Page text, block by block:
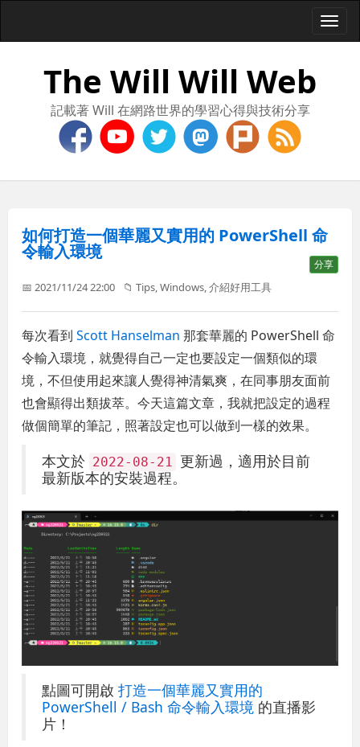
The Will Will Web
記載著 Will 在網路世界的學習心得與技術分享
如何打造一個華麗又實用的 PowerShell 命
令輸入環境
分享
📅 2021/11/24 22:00 📁Tips ,Windows ,介紹好用工具
每次看到Scott Hanselman 那套華麗的 PowerShell 命
令輸入環境，就覺得自己一定也要設定一個類似的環
境，不但使用起來讓人覺得神清氣爽，在同事朋友面前
也會顯得出類拔萃。今天這篇文章，我就把設定的過程
做個簡單的筆記，照著設定也可以做到一樣的效果。
本文於 2022-08-21
更新過，適用於目前
最新版本的安裝過程。
點圖可開啟打造一個華麗又實用的
PowerShell / Bash 命令輸入環境 的直播影
片！